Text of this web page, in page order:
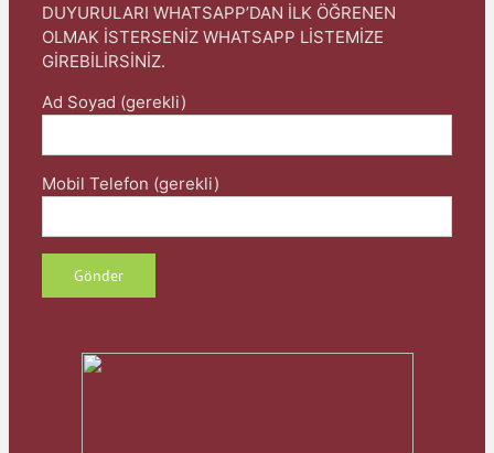
DUYURULARI WHATSAPP’DAN İLK ÖĞRENEN
OLMAK İSTERSENİZ WHATSAPP LİSTEMİZE
GİREBİLİRSİNİZ.
Ad Soyad (gerekli)
Mobil Telefon (gerekli)